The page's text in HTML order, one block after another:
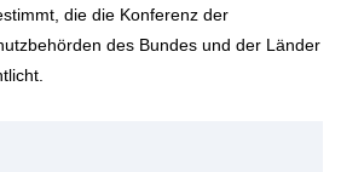
die die Konferenz der
des Bundes und der Länder